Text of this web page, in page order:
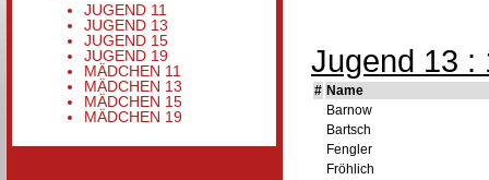
JUGEND 11
JUGEND 13
JUGEND 15
JUGEND 19
MÄDCHEN 11
MÄDCHEN 13
MÄDCHEN 15
MÄDCHEN 19
Jugend 13 :
# Name
Barnow
Bartsch
Fengler
Fröhlich